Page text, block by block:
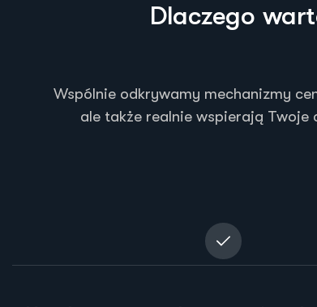
Dlaczego wart
Wspólnie odkrywamy mechanizmy
ale także realnie wspierają Twoje